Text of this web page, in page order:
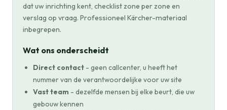
dat uw inrichting kent, checklist zone per zone en
verslag op vraag. Professioneel Kärcher-materiaal
inbegrepen.
Wat ons onderscheidt
Direct contact - geen callcenter, u heeft het
nummer van de verantwoordelijke voor uw site
Vast team - dezelfde mensen bij elke beurt, die uw
gebouw kennen